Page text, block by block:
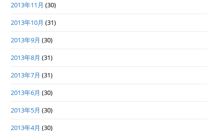
2013年11月 (30)
2013年10月 (31)
2013年9月 (30)
2013年8月 (31)
2013年7月 (31)
2013年6月 (30)
2013年5月 (30)
2013年4月 (30)